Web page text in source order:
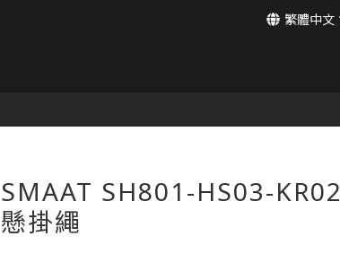
繁體中文
SMAAT SH801-HS03-KR02
懸掛繩